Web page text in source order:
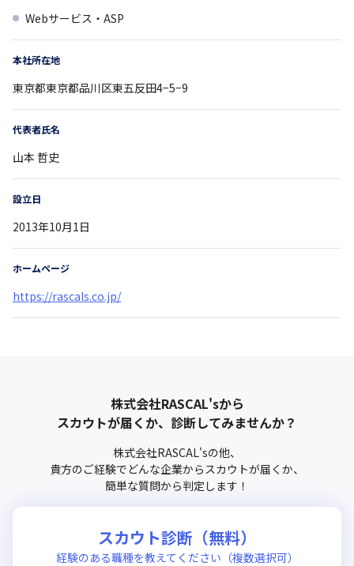
Webサービス・ASP
本社所在地
東京都東京都品川区東五反田4−5−9
代表者氏名
山本 哲史
設立日
2013年10月1日
ホームページ
https://rascals.co.jp/
株式会社RASCAL'sから
スカウトが届くか、診断してみませんか？
株式会社RASCAL'sの他、
貴方のご経験でどんな企業からスカウトが届くか、
簡単な質問から判定します！
スカウト診断（無料）
経験のある職種を教えてください（複数選択可）